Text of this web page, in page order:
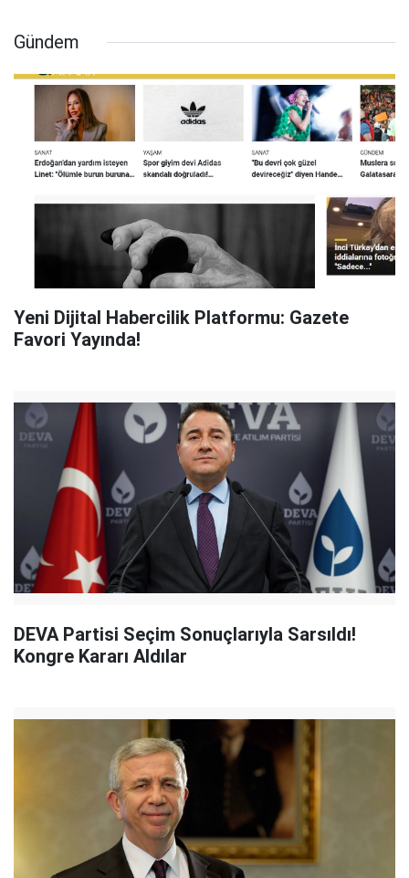
Gündem
Yeni Dijital Habercilik Platformu: Gazete
Favori Yayında!
DEVA Partisi Seçim Sonuçlarıyla Sarsıldı!
Kongre Kararı Aldılar